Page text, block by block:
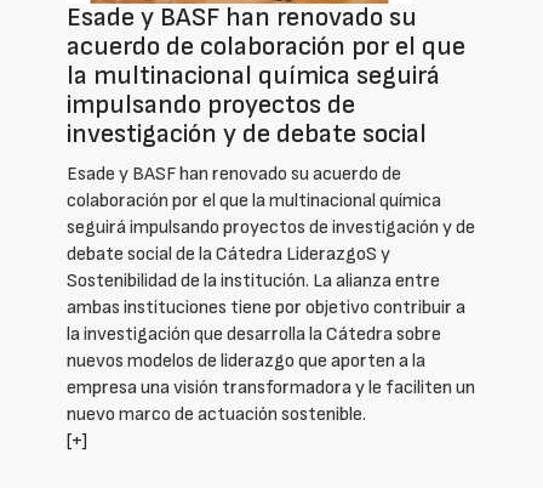
Esade y BASF han renovado su
acuerdo de colaboración por el que
la multinacional química seguirá
impulsando proyectos de
investigación y de debate social
Esade y BASF han renovado su acuerdo de
colaboración por el que la multinacional química
seguirá impulsando proyectos de investigación y de
debate social de la Cátedra LiderazgoS y
Sostenibilidad de la institución. La alianza entre
ambas instituciones tiene por objetivo contribuir a
la investigación que desarrolla la Cátedra sobre
nuevos modelos de liderazgo que aporten a la
empresa una visión transformadora y le faciliten un
nuevo marco de actuación sostenible.
[+]